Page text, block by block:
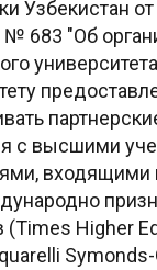
Узбекистан от
№ 683 "Об
с высшими
входящими
(Times Higher
Symonds-